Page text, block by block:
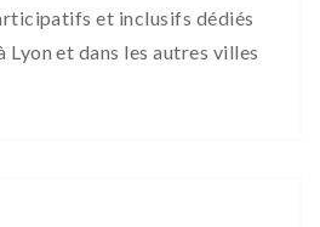
et inclusifs dédiés
Lyon et dans les autres villes